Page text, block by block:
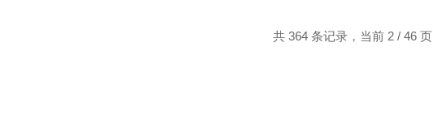
共 364 条记录，当前 2 / 46 页